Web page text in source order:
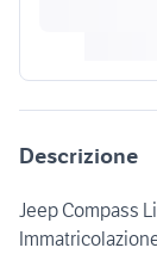
Descrizione
Jeep Compass